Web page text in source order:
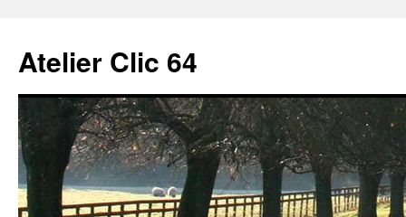
contenu
Atelier Clic 64